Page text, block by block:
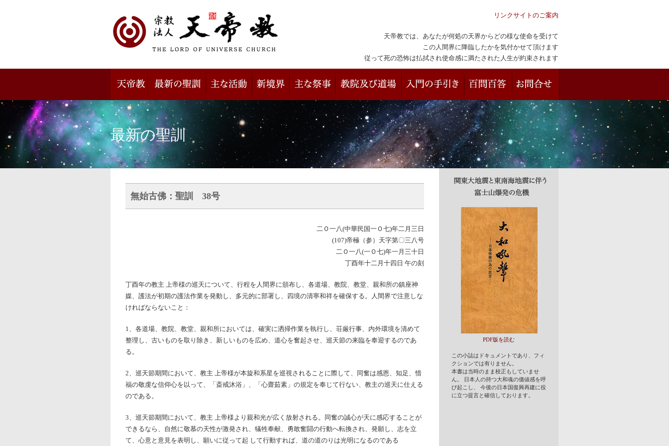
リンクサイトのご案内
天帝教では、あなたが何処の天界からどの様な使命を受けて
この人間界に降臨したかを気付かせて頂けます
従って死の恐怖は払拭され使命感に満たされた人生が約束されます
最新の聖訓
無始古佛：聖訓 38号
二Ｏ一八(中華民国一Ｏ七)年二月三日
(107)帝極（参）天字第〇三八号
二Ｏ一八(一Ｏ七)年一月三十日
丁酉年十二月十四日 午の刻
丁酉年の教主 上帝様の巡天について、行程を人間界に頒布し、各道場、教院、教堂、親和所の鎮座神
媒、護法が初期の護法作業を発動し、多元的に部署し、四境の清寧和祥を確保する。人間界で注意しな
ければならないこと：
1、各道場、教院、教堂、親和所においては、確実に洒掃作業を執行し、荘厳行事、内外環境を清めて
整理し、古いものを取り除き、新しいものを広め、道心を奮起させ、巡天節の来臨を奉迎するのであ
る。
2、巡天節期間において、教主 上帝様が本旋和系星を巡視されることに際して、同奮は感恩、知足、惜
福の敬虔な信仰心を以って、「斎戒沐浴」、「心齋茹素」の規定を奉じて行ない、教主の巡天に仕える
のである。
3、巡天節期間において、教主 上帝様より親和光が広く放射される。同奮の誠心が天に感応することが
できるなら、自然に敬慕の天性が激発され、犠牲奉献、勇敢奮闘の行動へ転換され、発願し、志を立
て、心意と意見を表明し、願いに従って起 して行動すれば、道の道のりは光明になるのである
PDF版を読む
この小誌はドキュメントであり、フィ
クションでは有りません。
本書は当時のまま校正もしていませ
ん。 日本人の持つ大和魂の価値感を呼
び起こし、 今後の日本国復興再建に役
に立つ提言と確信しております。